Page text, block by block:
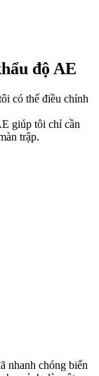
độ AE
có thể điều chỉnh
giúp tôi chỉ cần
trập.
nhanh chóng biến